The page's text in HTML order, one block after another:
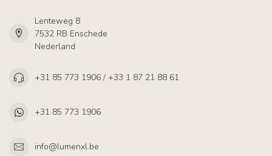
Lenteweg 8
7532 RB Enschede
Nederland
+31 85 773 1906 / +33 1 87 21 88 61
+31 85 773 1906
info@lumenxl.be